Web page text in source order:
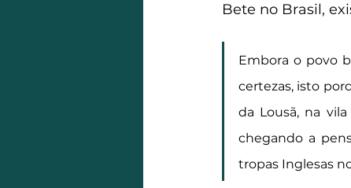
Bete no Brasil,
Embora o povo
certezas, isto
da Lousã, na
chegando a
tropas Inglesas